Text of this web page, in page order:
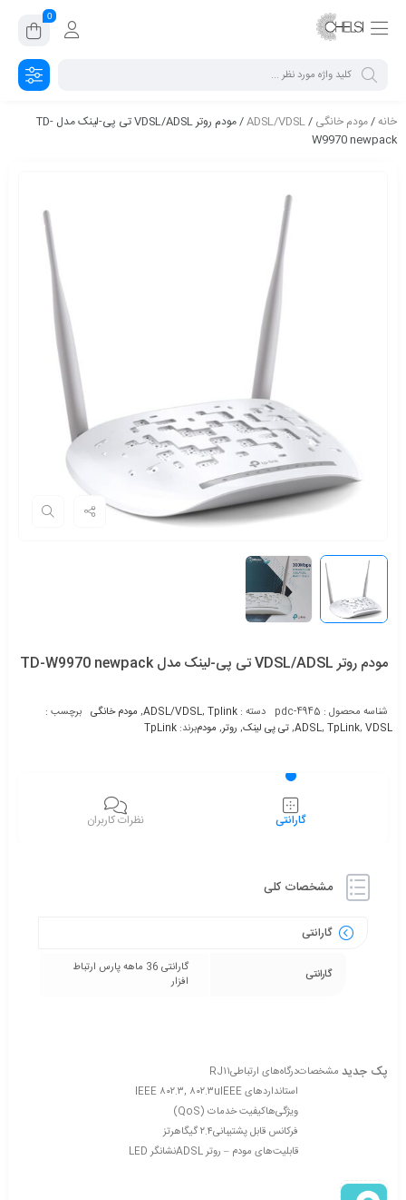
0
خانه/مودم خانگی /
ADSL/VDSL
/ مودم روتر VDSL/ADSL تی پی-لینک مدل TD-
W9970 newpack
مودم روتر VDSL/ADSL تی پی-لینک مدل TD-W9970 newpack
شناسه محصول : pdc-4945 دسته : ADSL/VDSL, Tplink
, مودم خانگی برچسب :
ADSL, TpLink, VDSL
,تی پی لینک, روتر, مودمبرند: TpLink
گارانتی نظرات کاربران
مشخصات کلی
گارانتی
گارانتی
گارانتی 36 ماهه پارس ارتباط
افزار
پک جدید مشخصاتدرگاه‌های ارتباطیRJ۱۱
استانداردهای IEEE
IEEE ۸۰۲.۳, ۸۰۲.۳u
ویژگی‌هاکیفیت خدمات (QoS)
فرکانس قابل پشتیبانی۲.۴ گیگاهرتز
قابلیت‌های مودم – روتر ADSL
نشانگر LED